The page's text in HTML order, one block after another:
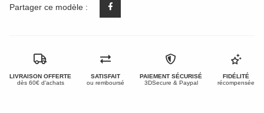
Partager ce modèle :
LIVRAISON OFFERTE
dès 60€ d'achats
SATISFAIT
ou remboursé
PAIEMENT SÉCURISÉ
3DSecure & Paypal
FIDÉLITÉ
récompensée